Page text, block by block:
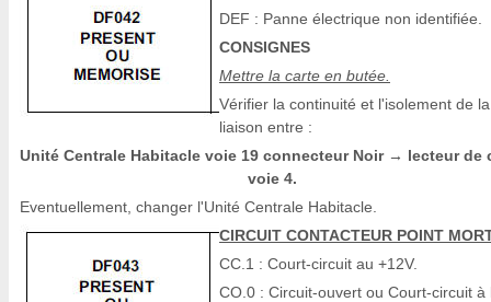
DEF : Panne électrique non identifiée.
CONSIGNES
Mettre la carte en butée.
Vérifier la continuité et l'isolement de la
liaison entre :
Unité Centrale Habitacle voie 19 connecteur Noir → lecteur de
voie 4.
Eventuellement, changer l'Unité Centrale Habitacle.
CIRCUIT CONTACTEUR POINT
CC.1 : Court-circuit au +12V.
CO.0 : Circuit-ouvert ou Court-circuit à